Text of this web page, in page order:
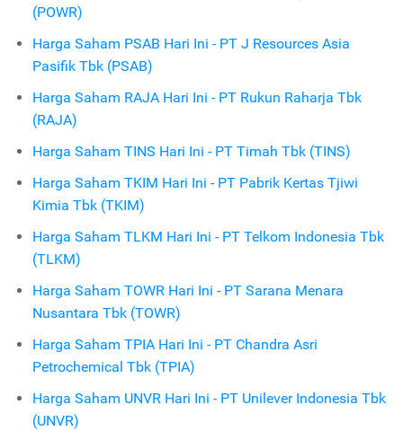
(POWR)
Harga Saham PSAB Hari Ini - PT J Resources Asia
Pasifik Tbk (PSAB)
Harga Saham RAJA Hari Ini - PT Rukun Raharja Tbk
(RAJA)
Harga Saham TINS Hari Ini - PT Timah Tbk (TINS)
Harga Saham TKIM Hari Ini - PT Pabrik Kertas Tjiwi
Kimia Tbk (TKIM)
Harga Saham TLKM Hari Ini - PT Telkom Indonesia Tbk
(TLKM)
Harga Saham TOWR Hari Ini - PT Sarana Menara
Nusantara Tbk (TOWR)
Harga Saham TPIA Hari Ini - PT Chandra Asri
Petrochemical Tbk (TPIA)
Harga Saham UNVR Hari Ini - PT Unilever Indonesia Tbk
(UNVR)